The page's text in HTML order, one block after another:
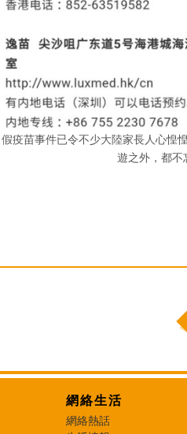
假疫苗事件已令不少大陸家長人心惶
遊之外，都不
網絡生活
網絡熱話